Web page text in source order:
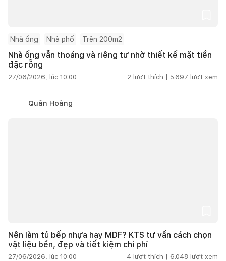
Nhà ống Nhà phố Trên 200m2
Nhà ống vẫn thoáng và riêng tư nhờ thiết kế mặt tiền
đặc rỗng
27/06/2026, lúc 10:00 2 lượt thích | 5.697 lượt xem
Quân Hoàng
Nên làm tủ bếp nhựa hay MDF? KTS tư vấn cách chọn
vật liệu bền, đẹp và tiết kiệm chi phí
27/06/2026, lúc 10:00 4 lượt thích | 6.048 lượt xem